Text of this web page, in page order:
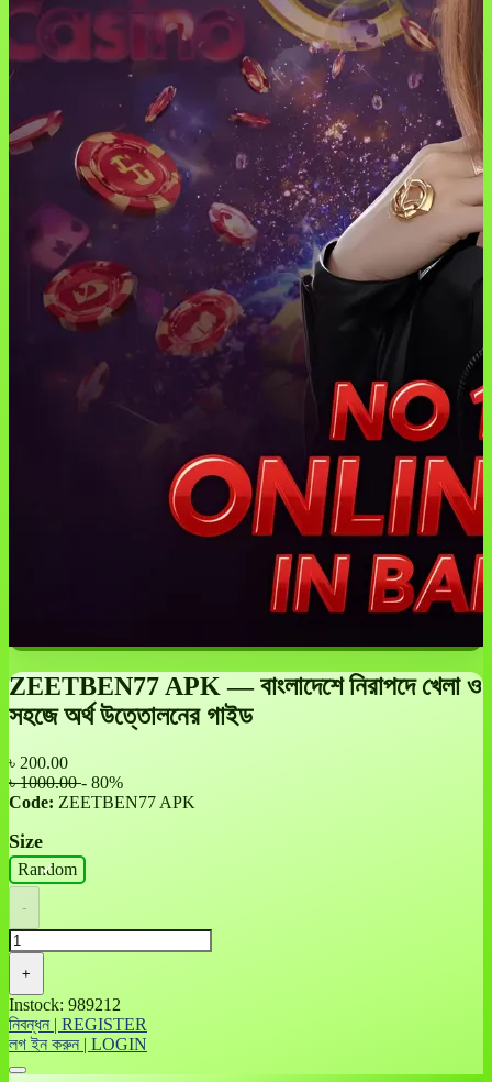
ZEETBEN77 APK — বাংলাদেশে নিরাপদে খেলা ও
সহজে অর্থ উত্তোলনের গাইড
৳ 200.00
৳ 1000.00- 80%
Code: ZEETBEN77 APK
Size
Random
-
+
Instock: 989212
নিবন্ধন | REGISTER
লগ ইন করুন | LOGIN